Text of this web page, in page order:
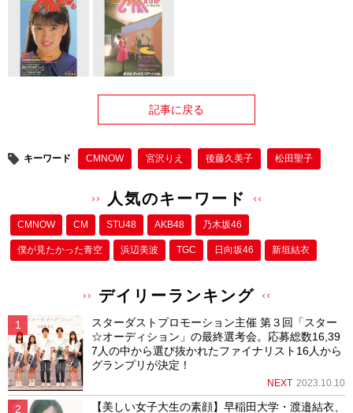
記事に戻る
キーワード CMNOW 宮沢りえ 後藤久美子 松田聖子
人気のキーワード
CMNOW CM STU48 AKB48 乃木坂46
僕が⾒たかった⻘空 浜辺美波 TGC 日向坂46 新垣結衣
デイリーランキング
スターダストプロモーション主催 第３回「スター
☆オーディション」の最終選考会。応募総数16,39
7人の中から選び抜かれたファイナリスト16人から
グランプリが決定！
NEXT 2023.10.10
【美しい女子大生の素顔】早稲田大学・渡邉結衣、